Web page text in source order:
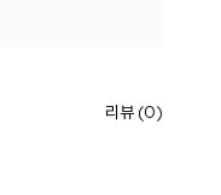
리뷰 (0)